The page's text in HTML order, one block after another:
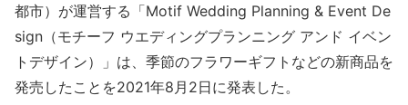
都市）が運営する「Motif Wedding Planning & Event De
sign（モチーフ ウエディングプランニング アンド イベン
トデザイン）」は、季節のフラワーギフトなどの新商品を
発売したことを2021年8月2日に発表した。